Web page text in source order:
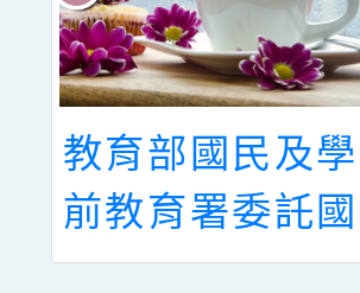
教育部國民及學
前教育署委託國
立陽明交通大學